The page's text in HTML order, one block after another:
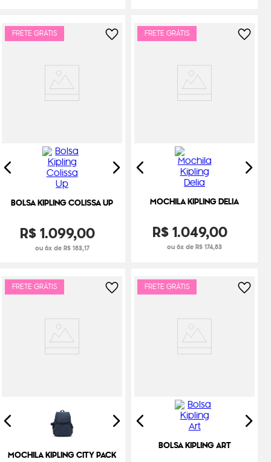
FRETE GRÁTIS
BOLSA KIPLING COLISSA UP
R$1.099,00
ou 6x de R$ 183,17
FRETE GRÁTIS
MOCHILA KIPLING DELIA
R$1.049,00
ou 6x de R$ 174,83
FRETE GRÁTIS
MOCHILA KIPLING CITY PACK
FRETE GRÁTIS
BOLSA KIPLING ART